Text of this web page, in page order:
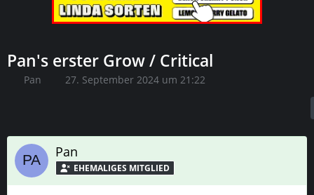
Pan's erster Grow / Critical
Pan 27. September 2024 um 21:22
Pan